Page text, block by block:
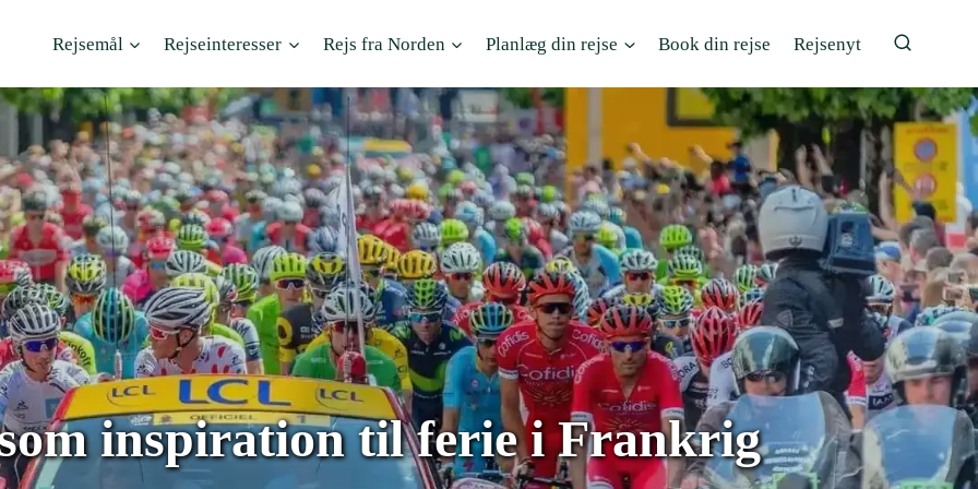
Rejsemål Rejseinteresser Rejs fra Norden Planlæg din rejse Book din rejse Rejsenyt
inspiration til ferie i Frankrig